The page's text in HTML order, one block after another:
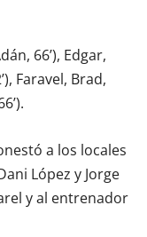
66’), Edgar,
Faravel, Brad,
a los locales
López y Jorge
y al entrenador